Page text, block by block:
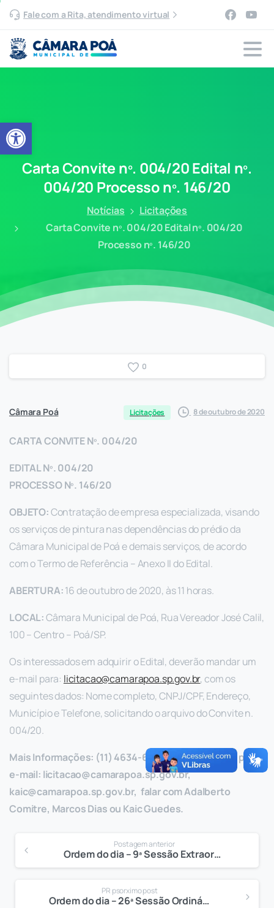
Abrir a barra de ferramentas
Fale com a Rita, atendimento virtual
CartaConvite nº. 004/20Edital nº.
004/20 Processonº. 146/20
Notícias
Licitações
Carta Convite nº. 004/20 Edital nº. 004/20
Processo nº. 146/20
0
Câmara Poá Licitações 8 de outubro de 2020
CARTA CONVITE Nº. 004/20
EDITAL Nº. 004/20
PROCESSO Nº. 146/20
OBJETO:Contratação de empresa especializada, visando
os serviços de pintura nas dependências do prédio da
Câmara Municipal de Poá e demais serviços, de acordo
com o Termo de Referência – Anexo II do Edital.
ABERTURA:16 de outubro de 2020, às 11 horas.
LOCAL:Câmara Municipal de Poá, Rua Vereador José Calil,
100 – Centro – Poá/SP.
Os interessados em adquirir o Edital, deverão mandar um
e-mail para: licitacao@camarapoa.sp.gov.br, com os
seguintes dados: Nome completo, CNPJ/CPF, Endereço,
Município e Telefone, solicitando o arquivo do Convite n.
004/20.
Mais Informações: (11) 4634-6060, 4634-6079 ou pelo
e-mail: licitacao@camarapoa.sp.gov.br,
kaic@camarapoa.sp.gov.br, falar com Adalberto
Comitre, Marcos Dias ou Kaic Guedes.
Postagem anterior
Ordem do dia – 9ª Sessão Extraordinária
PR psorximo post
Ordem do dia – 26ª Sessão Ordinária